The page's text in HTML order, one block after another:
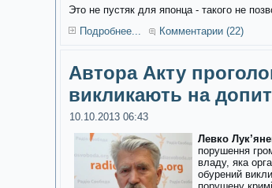
Это не пустяк для японца - такого не
Подробнее...
Комментарии (22)
Автора Акту
викликають на допит
10.10.2013 06:43
Левко
порушення
владу, яка
обурений